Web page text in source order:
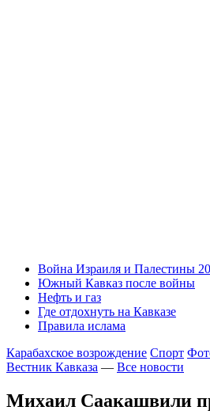
Война Израиля и Палестины
Южный Кавказ после войны
Нефть и газ
Где отдохнуть на Кавказе
Правила ислама
Карабахское возрождение Спорт
Вестник Кавказа — Все новости
Михаил Саакашвили